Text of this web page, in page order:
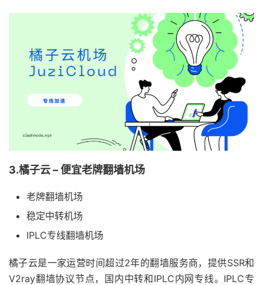
3.橘子云 – 便宜老牌翻墙机场
老牌翻墙机场
稳定中转机场
IPLC专线翻墙机场
橘子云是一家运营时间超过2年的翻墙服务商，提供SSR和
V2ray翻墙协议节点，国内中转和IPLC内网专线。IPLC专